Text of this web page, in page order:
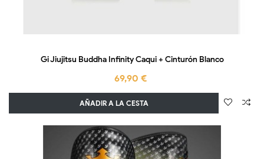
Gi Jiujitsu Buddha Infinity Caqui + Cinturón Blanco
69,90 €
AÑADIR A LA CESTA